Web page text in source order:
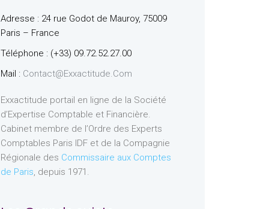
Adresse : 24 rue Godot de Mauroy, 75009
Paris – France
Téléphone : (+33) 09.72.52.27.00
Mail : Contact@exxactitude.com
Exxactitude portail en ligne de la Société
d’Expertise Comptable et Financière.
Cabinet membre de l’Ordre des Experts
Comptables Paris IDF et de la Compagnie
Régionale des Commissaire aux Comptes
de Paris, depuis 1971.